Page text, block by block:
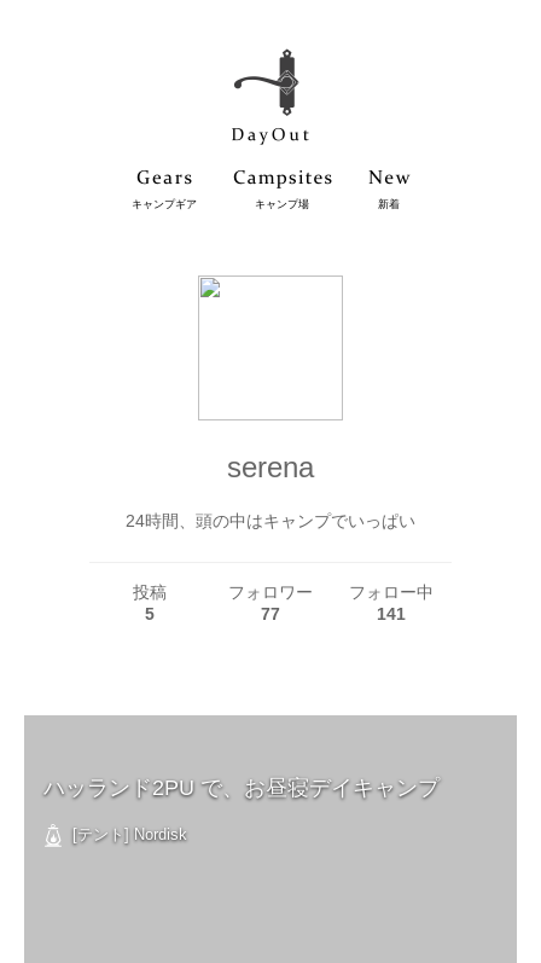
キャンプギア キャンプ場 新着
serena
24時間、頭の中はキャンプでいっぱい
投稿
5
フォロワー
77
フォロー中
141
ハッランド2PU で、お昼寝デイキャンプ
[テント] Nordisk